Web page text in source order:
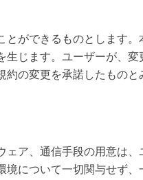
ができるものとします
じます。ユーザーが、
の変更を承諾したものと
ア、通信手段の用意は、
について一切関与せず